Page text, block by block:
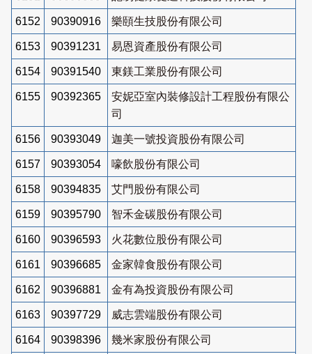
6152 90390916 樂頤生技股份有限公司
6153 90391231 易恩資產股份有限公司
6154 90391540 東鎂工業股份有限公司
6155 90392365
安妮亞室內裝修設計工程股份有限公
司
6156 90393049 迦美一號投資股份有限公司
6157 90393054 嚎飲股份有限公司
6158 90394835 艾門股份有限公司
6159 90395790 智禾金碳股份有限公司
6160 90396593 火花數位股份有限公司
6161 90396685 金家韓食股份有限公司
6162 90396881 金有為投資股份有限公司
6163 90397729 威志雲端股份有限公司
6164 90398396 幾米家股份有限公司